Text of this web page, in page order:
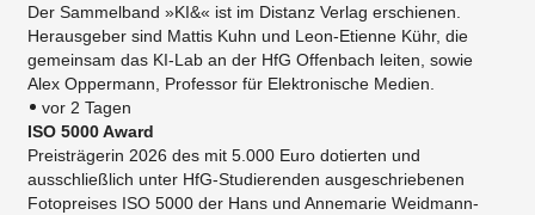
Der Sammelband »KI&« ist im Distanz Verlag erschienen.
Herausgeber sind Mattis Kuhn und Leon-Etienne Kühr, die
gemeinsam das KI-Lab an der HfG Offenbach leiten, sowie
Alex Oppermann, Professor für Elektronische Medien.
vor 2 Tagen
ISO 5000 Award
Preisträgerin 2026 des mit 5.000 Euro dotierten und
ausschließlich unter HfG-Studierenden ausgeschriebenen
Fotopreises ISO 5000 der Hans und Annemarie Weidmann-